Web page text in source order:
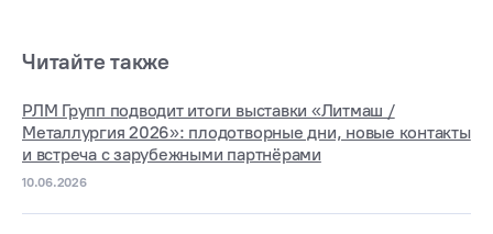
Читайте также
РЛМ Групп подводит итоги выставки «Литмаш /
Металлургия 2026»: плодотворные дни, новые контакты
и встреча с зарубежными партнёрами
10.06.2026